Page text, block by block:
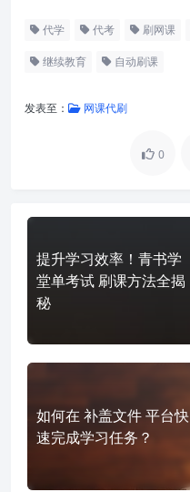
代学 代考 刷网课
继续教育 自动刷课
发表至： 网课代刷
0
提升学习效率！青书学
堂单考试 刷课方法全揭
秘
如何在 补盖文件 平台快
速完成学习任务？